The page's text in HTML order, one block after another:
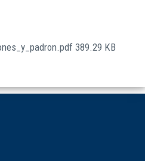
389.29 KB